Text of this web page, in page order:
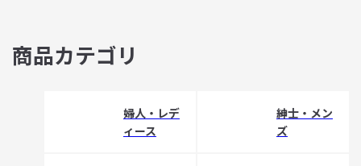
商品カテゴリ
婦人・レデ
ィース
紳士・メン
ズ